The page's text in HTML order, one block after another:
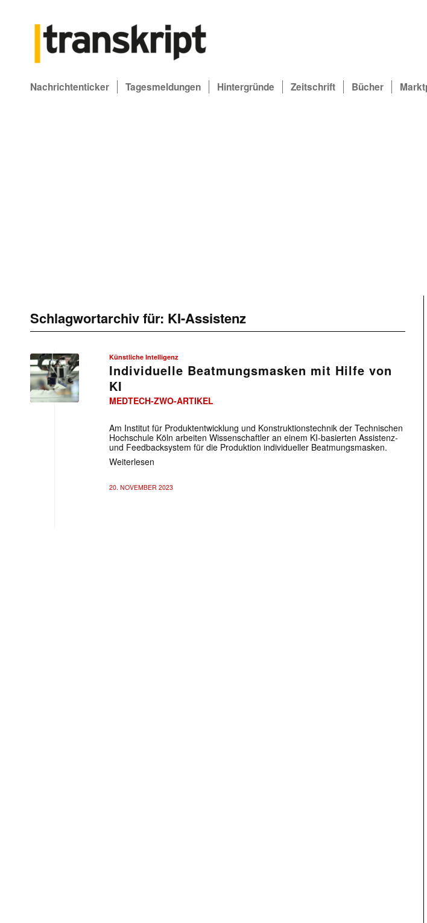
Nachrichtenticker Tagesmeldungen Hintergründe Zeitschrift Bücher
Schlagwortarchiv für: KI-Assistenz
Künstliche Intelligenz
Individuelle Beatmungsmasken mit Hilfe von
KI
MEDTECH-ZWO-ARTIKEL
Am Institut für Produktentwicklung und Konstruktionstechnik der Technischen
Hochschule Köln arbeiten Wissenschaftler an einem KI-basierten Assistenz-
und Feedbacksystem für die Produktion individueller Beatmungsmasken.
Weiterlesen
20. NOVEMBER 2023